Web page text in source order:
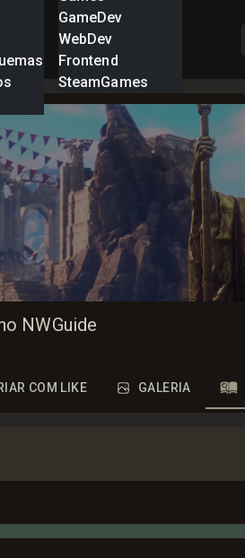
GameDev
WebDev
Frontend
SteamGames
NWGuide
COM LIKE GALERIA